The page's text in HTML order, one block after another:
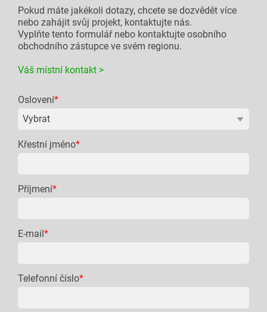
Pokud máte jakékoli dotazy, chcete se dozvědět více
nebo zahájit svůj projekt, kontaktujte nás.
Vyplňte tento formulář nebo kontaktujte osobního
obchodního zástupce ve svém regionu.
Váš místní kontakt >
Oslovení*
Křestní jméno*
Příjmení*
E-mail*
Telefonní číslo*